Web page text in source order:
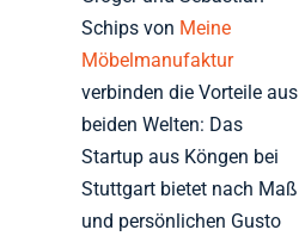
Schips von Meine
Möbelmanufaktur
verbinden die Vorteile aus
beiden Welten: Das
Startup aus Köngen bei
Stuttgart bietet nach Maß
und persönlichen Gusto